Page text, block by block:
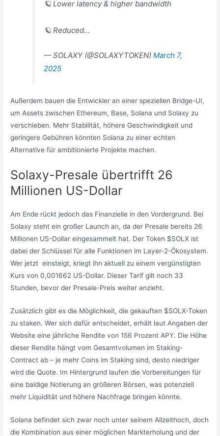
🪐 Lower latency & higher bandwidth
🪐 Reduced…
— SOLAXY (@SOLAXYTOKEN)March 7,
2025
Außerdem bauen die Entwickler an einer speziellen Bridge-UI,
um Assets zwischen Ethereum, Base, Solana und Solaxy zu
verschieben. Mehr Stabilität, höhere Geschwindigkeit und
geringere Gebühren könnten Solana zu einer echten
Alternative für ambitionierte Projekte machen.
Solaxy-Presale übertrifft 26
Millionen US-Dollar
Am Ende rückt jedoch das Finanzielle in den Vordergrund. Bei
Solaxy steht ein großer Launch an, da der Presale bereits 26
Millionen US-Dollar eingesammelt hat. Der Token $SOLX ist
dabei der Schlüssel für alle Funktionen im Layer-2-Ökosystem.
Wer jetzt einsteigt, kriegt ihn aktuell zu einem vergünstigten
Kurs von 0,001662 US-Dollar. Dieser Tarif gilt noch 33
Stunden, bevor der Presale-Preis weiter anzieht.
Zusätzlich gibt es die Möglichkeit, die gekauften $SOLX-Token
zu staken. Wer sich dafür entscheidet, erhält laut Angaben der
Website eine jährliche Rendite von 156 Prozent APY. Die Höhe
dieser Rendite hängt vom Gesamtvolumen im Staking-
Contract ab – je mehr Coins im Staking sind, desto niedriger
wird die Quote. Im Hintergrund laufen die Vorbereitungen für
eine baldige Notierung an größeren Börsen, was potenziell
mehr Liquidität und höhere Nachfrage bringen könnte.
Solana befindet sich zwar noch unter seinem Allzeithoch, doch
die Kombination aus einer möglichen Markterholung und der